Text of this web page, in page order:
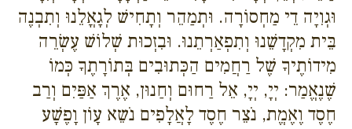
וּגְוִיָה דֵי מַחְסוֹרָה. וּתְמַהֵר וְתָחִישׁ לְגָאֳלֵנוּ וְתִבְנֶה
בֵּית מִקְדָשֵׁנוּ וְתִפְאַרְתֵנוּ. וּבִזְכוּת שְׁלוֹשׁ עֶשְׂרֵה
מִידוֹתֶיךָ שֶׁל רַחֲמִים הַכְּתוּבִים בְּתוֹרָתֶךָ כְּמוֹ
שֶׁנֶאֱמַר: יְיָ, יְיָ, אֵל רַחוּם וְחַנוּן, אֶרֶךְ אַפַּיִם וְרַב
חֶסֶד וֶאֶמֱת, נֹצֵר חֶסֶד לָאֲלָפִים נֹשֵא עָוֹן וָפֶשָׁע